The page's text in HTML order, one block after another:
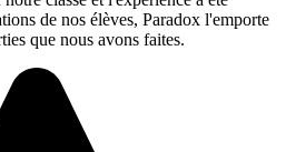
de nos élèves, Paradox l'emporte
que nous avons faites.